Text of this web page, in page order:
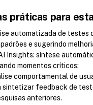
práticas para
automatizada de testes
e sugerindo
Insights: síntese
momentos críticos;
comportamental de
sintetizar feedback de
anteriores.